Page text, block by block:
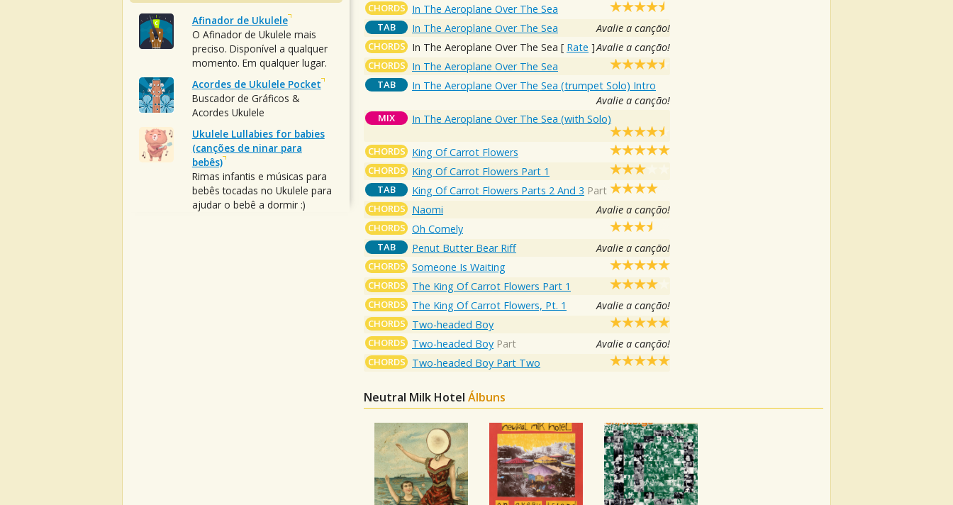
CHORDS In The Aeroplane Over The Sea
TAB In The Aeroplane Over The Sea Avalie a canção!
CHORDS In The Aeroplane Over The Sea [ Rate ]Avalie a canção!
CHORDS In The Aeroplane Over The Sea
TAB
In The Aeroplane Over The Sea (trumpet Solo) Intro
Avalie a canção!
MIX In The Aeroplane Over The Sea (with Solo)
CHORDS King Of Carrot Flowers
CHORDS King Of Carrot Flowers Part 1
TAB King Of Carrot Flowers Parts 2 And 3 Part
CHORDS Naomi Avalie a canção!
CHORDS Oh Comely
TAB Penut Butter Bear Riff Avalie a canção!
CHORDS Someone Is Waiting
CHORDS The King Of Carrot Flowers Part 1
CHORDS The King Of Carrot Flowers, Pt. 1 Avalie a canção!
CHORDS Two-headed Boy
CHORDS Two-headed Boy Part Avalie a canção!
CHORDS Two-headed Boy Part Two
Neutral Milk Hotel Álbuns
Afinador de Ukulele
O Afinador de Ukulele mais
preciso. Disponível a qualquer
momento. Em qualquer lugar.
Acordes de Ukulele Pocket
Buscador de Gráficos &
Acordes Ukulele
Ukulele Lullabies for babies
(canções de ninar para
bebês)
Rimas infantis e músicas para
bebês tocadas no Ukulele para
ajudar o bebê a dormir :)